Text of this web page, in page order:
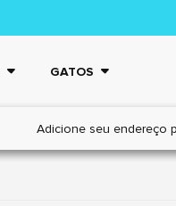
GATOS
Adicione seu endereço